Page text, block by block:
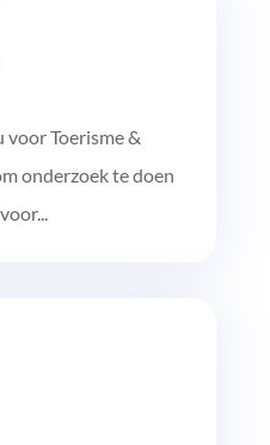
voor Toerisme &
onderzoek te doen